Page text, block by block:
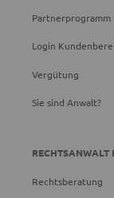
Partnerprogramm
Login
Vergütung
Sie sind Anwalt?
RECHTSANWALT
Rechtsberatung